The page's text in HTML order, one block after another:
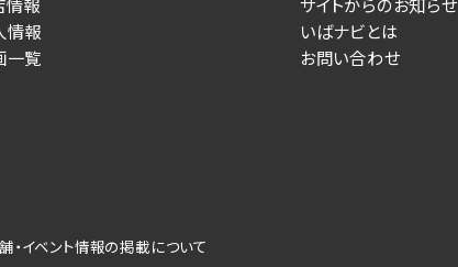
情報
一覧
いばナビとは
お問い合わせ
・イベント情報の掲載について